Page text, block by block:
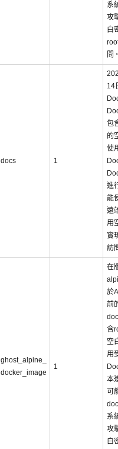
系
攻
白
問
docs 1
14
包
的
使
進
能
遠
用
實
訪
ghost_alpine_
docker_image
1
在
於
前
含
空
用
本
可
系
攻
白